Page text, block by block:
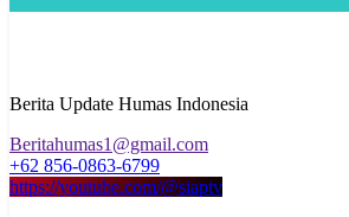
Berita Update Humas Indonesia
Beritahumas1@gmail.com
+62 856-0863-6799
https://youtube.com/@siaptv